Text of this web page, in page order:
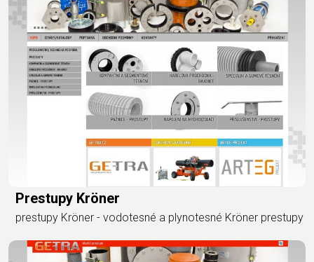
Prestupy Kröner
prestupy Kröner - vodotesné a plynotesné Kröner prestupy